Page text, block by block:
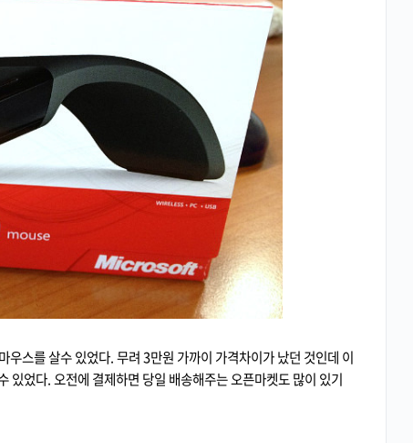
스를 살수 있었다. 무려 3만원 가까이 가격차이가 났던 것인데 이
있었다. 오전에 결제하면 당일 배송해주는 오픈마켓도 많이 있기